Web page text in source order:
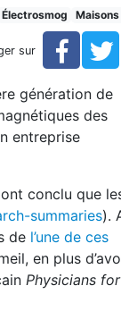
Électrosmog
sur
génération de
des
entreprise
conclu que
summaries).
de l’une de ces
en plus
Physicians